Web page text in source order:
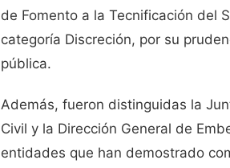
de Fomento a la Tecnificación del
categoría Discreción, por su
pública.
Además, fueron distinguidas la
Civil y la Dirección General de
entidades que han demostrado